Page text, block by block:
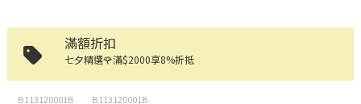
滿額折扣
七夕精選🌹滿$2000享8%折抵
B113120001B B113120001B